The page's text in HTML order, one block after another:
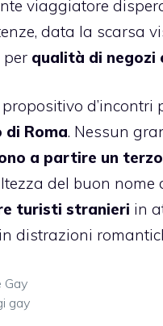
viaggiatore
data la scarsa
qualità di
d’incontri
di Roma. Nessun
a partire un
del buon
turisti stranieri in
distrazioni
Gay
gay